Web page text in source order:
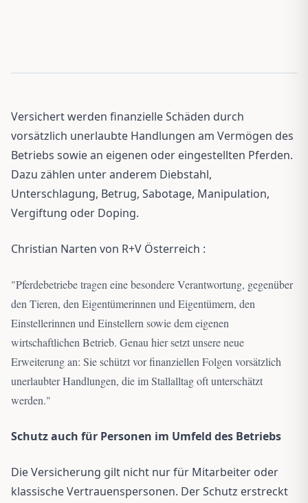
Versichert werden finanzielle Schäden durch
vorsätzlich unerlaubte Handlungen am Vermögen des
Betriebs sowie an eigenen oder eingestellten Pferden.
Dazu zählen unter anderem Diebstahl,
Unterschlagung, Betrug, Sabotage, Manipulation,
Vergiftung oder Doping.
Christian Narten von R+V Österreich :
"Pferdebetriebe tragen eine besondere Verantwortung, gegenüber
den Tieren, den Eigentümerinnen und Eigentümern, den
Einstellerinnen und Einstellern sowie dem eigenen
wirtschaftlichen Betrieb. Genau hier setzt unsere neue
Erweiterung an: Sie schützt vor finanziellen Folgen vorsätzlich
unerlaubter Handlungen, die im Stallalltag oft unterschätzt
werden."
Schutz auch für Personen im Umfeld des Betriebs
Die Versicherung gilt nicht nur für Mitarbeiter oder
klassische Vertrauenspersonen. Der Schutz erstreckt